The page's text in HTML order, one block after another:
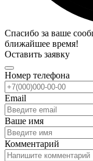
Спасибо за ваше
ближайшее время!
Оставить заявку
Номер телефона
Email
Ваше имя
Комментарий